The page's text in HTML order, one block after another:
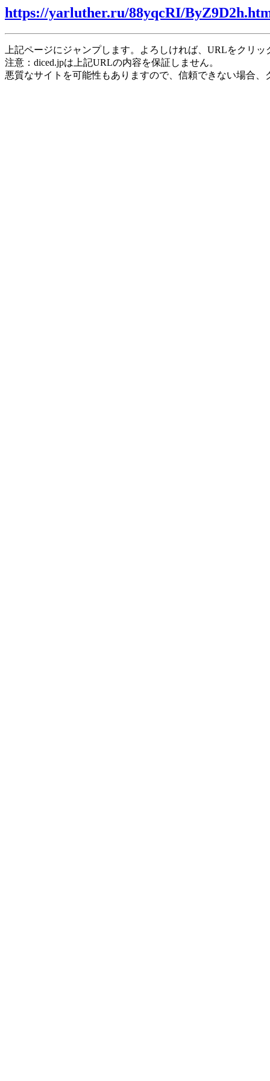
https://yarluther.ru/88yqcRI/
上記ページにジャンプします。よろしければ、URLをクリ
注意：diced.jpは上記URLの内容を保証しません。
悪質なサイトを可能性もありますので、信頼できない場合、